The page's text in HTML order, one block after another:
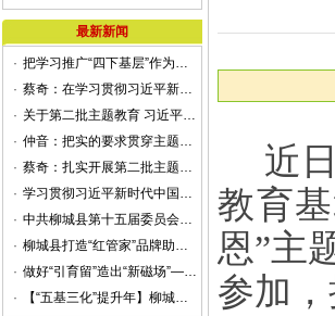
最新新闻
·
把学习推广“四下基层”作为第二批主题教育重要抓手
·
蔡奇：在学习贯彻习近平新时代中国特色社会主义思想主题教育第一批总结暨第二批部署会议上的讲话
·
关于第二批主题教育 习近平总书记强调这些关键点
·
仲音：把实的要求贯穿主题教育全过程
·
蔡奇：扎实开展第二批主题教育 确保取得实实在在的成效
·
学习贯彻习近平新时代中国特色社会主义思想主题教育工作推进会召开
·
中共柳城县第十五届委员会第81次常委会会议召开
·
柳城县打造“红管家”品牌助力非公党建高质量发展
·
做好“引育留”造出“新磁场”——柳城县推进乡村振兴增进民生福祉之人才振兴篇
·
【“五基三化”提升年】柳城县：育强“头雁方阵”赋能乡村振兴
近
教育
恩”主
参加